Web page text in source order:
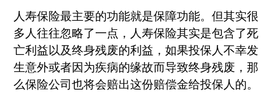
人寿保险最主要的功能就是保障功能。但其实很
多人往往忽略了一点，人寿保险其实是包含了死
亡利益以及终身残废的利益，如果投保人不幸发
生意外或者因为疾病的缘故而导致终身残废，那
么保险公司也将会赔出这份赔偿金给投保人的。